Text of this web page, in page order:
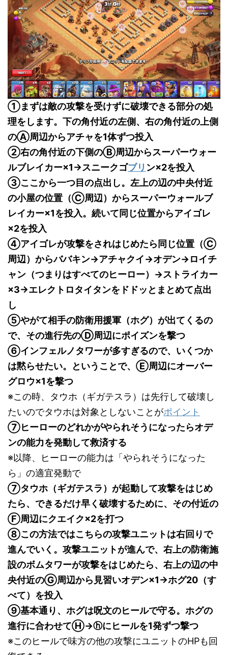
①まずは敵の攻撃を受けずに破壊できる部分の処
理をします。下の角付近の左側、右の角付近の上側
のⒶ周辺からアチャを1体ずつ投入
②右の角付近の下側のⒷ周辺からスーパーウォー
ルブレイカー×1→スニークゴブリ ン×2を投入
③ここから一つ目の点出し。左上の辺の中央付近
の小屋の位置（Ⓒ周辺）からスーパーウォールブ
レイカー×1を投入。続いて同じ位置からアイゴレ
×2を投入
④アイゴレが攻撃をされはじめたら同じ位置（Ⓒ
周辺）からババキン→アチャクイ→オデン→ロイチ
ャン（つまりはすべてのヒーロー）→ストライカー
×3→エレクトロタイタンをドドッとまとめて点出
し
⑤やがて相手の防衛用援軍（ホグ）が出てくるの
で、その進行先のⒹ周辺にポイズンを撃つ
⑥インフェルノタワーが多すぎるので、いくつか
は黙らせたい。ということで、Ⓔ周辺にオーバー
グロウ×1を撃つ
※この時、タウホ（ギガテスラ）は先行して破壊し
たいのでタウホは対象としないことがポイント
⑦ヒーローのどれかがやられそうになったらオデ
ンの能力を発動して救済する
※以降、ヒーローの能力は「やられそうになった
ら」の適宜発動で
⑦タウホ（ギガテスラ）が起動して攻撃をはじめ
たら、できるだけ早く破壊するために、その付近の
Ⓕ周辺にクエイク×2を打つ
⑧この方法ではこちらの攻撃ユニットは右回りで
進んでいく。攻撃ユニットが進んで、右上の防衛施
設のボムタワーが攻撃をはじめたら、右上の辺の中
央付近のⒼ周辺から見習いオデン×1→ホグ20（す
べて）を投入
⑨基本通り、ホグは呪文のヒールで守る。ホグの
進行に合わせてⒽ→ⓗにヒールを1発ずつ撃つ
※このヒールで味方の他の攻撃にユニットのHPも回